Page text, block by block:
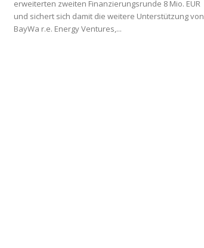
erweiterten zweiten Finanzierungsrunde 8 Mio. EUR
und sichert sich damit die weitere Unterstützung von
BayWa r.e. Energy Ventures,...